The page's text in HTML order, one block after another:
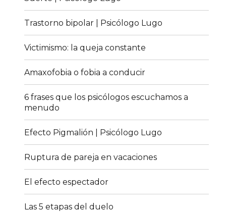
Trastorno bipolar | Psicólogo Lugo
Victimismo: la queja constante
Amaxofobia o fobia a conducir
6 frases que los psicólogos escuchamos a
menudo
Efecto Pigmalión | Psicólogo Lugo
Ruptura de pareja en vacaciones
El efecto espectador
Las 5 etapas del duelo